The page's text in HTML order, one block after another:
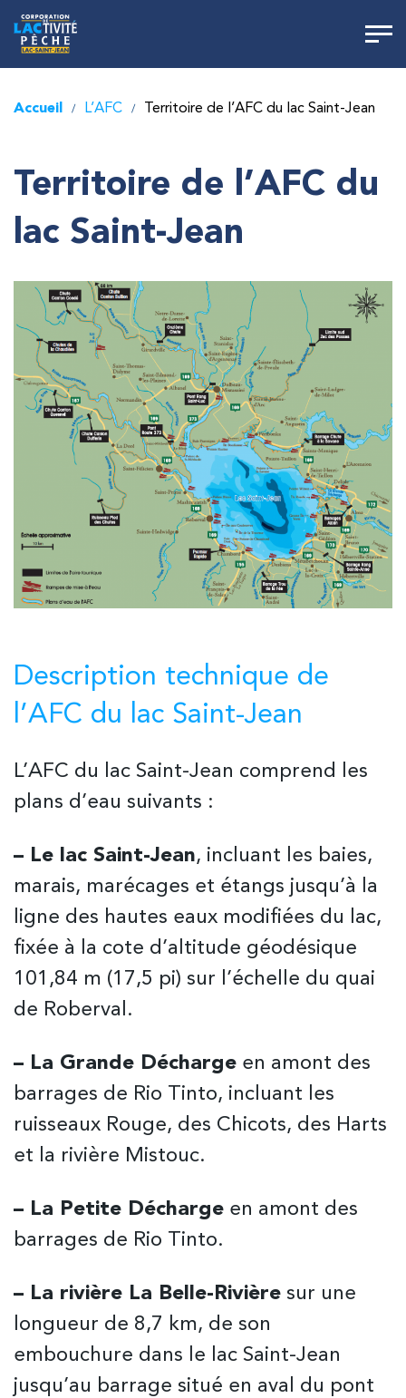
Accueil / L’AFC / Territoire de l’AFC du lac Saint-Jean
Territoire de l’AFC du
lac Saint-Jean
Description technique de
l’AFC du lac Saint-Jean
L’AFC du lac Saint-Jean comprend les
plans d’eau suivants :
– Le lac Saint-Jean, incluant les baies,
marais, marécages et étangs jusqu’à la
ligne des hautes eaux modifiées du lac,
fixée à la cote d’altitude géodésique
101,84 m (17,5 pi) sur l’échelle du quai
de Roberval.
– La Grande Décharge en amont des
barrages de Rio Tinto, incluant les
ruisseaux Rouge, des Chicots, des Harts
et la rivière Mistouc.
– La Petite Décharge en amont des
barrages de Rio Tinto.
– La rivière La Belle-Rivière sur une
longueur de 8,7 km, de son
embouchure dans le lac Saint-Jean
jusqu’au barrage situé en aval du pont